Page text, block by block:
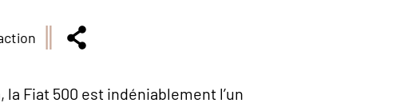
Fiat 500 est indéniablement l’un